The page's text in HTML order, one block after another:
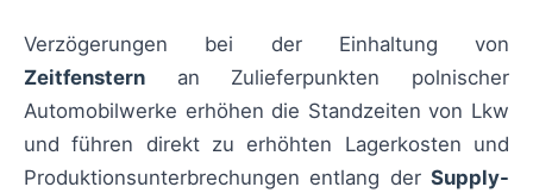
Verzögerungen bei der Einhaltung von
Zeitfenstern an Zulieferpunkten polnischer
Automobilwerke erhöhen die Standzeiten von Lkw
und führen direkt zu erhöhten Lagerkosten und
Produktionsunterbrechungen entlang der Supply-